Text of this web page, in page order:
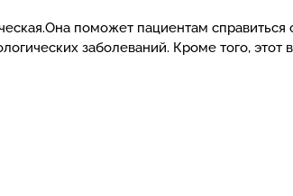
поможет пациентам
заболеваний. Кроме того,